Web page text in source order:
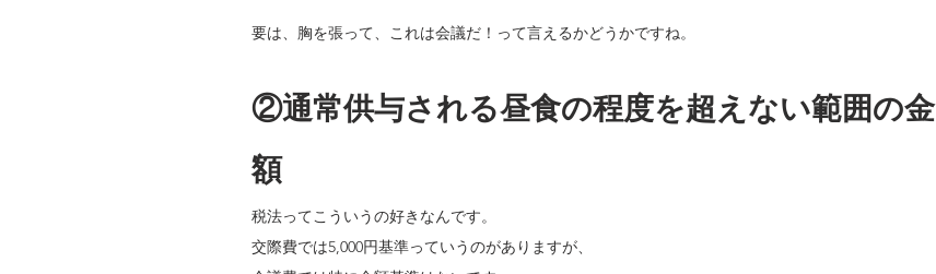
要は、胸を張って、これは会議だ！って言えるかどうかですね。
②通常供与される昼食の程度を超えない範囲の金
額
税法ってこういうの好きなんです。
交際費では5,000円基準っていうのがありますが、